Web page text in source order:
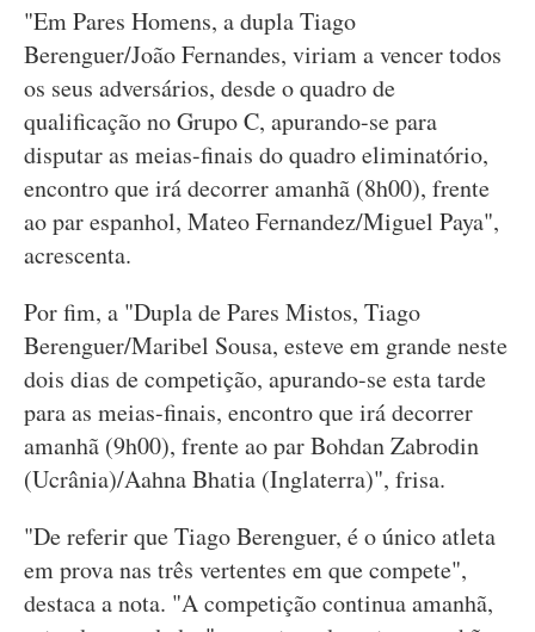
"Em Pares Homens, a dupla Tiago
Berenguer/João Fernandes, viriam a vencer todos
os seus adversários, desde o quadro de
qualificação no Grupo C, apurando-se para
disputar as meias-finais do quadro eliminatório,
encontro que irá decorrer amanhã (8h00), frente
ao par espanhol, Mateo Fernandez/Miguel Paya",
acrescenta.
Por fim, a "Dupla de Pares Mistos, Tiago
Berenguer/Maribel Sousa, esteve em grande neste
dois dias de competição, apurando-se esta tarde
para as meias-finais, encontro que irá decorrer
amanhã (9h00), frente ao par Bohdan Zabrodin
(Ucrânia)/Aahna Bhatia (Inglaterra)", frisa.
"De referir que Tiago Berenguer, é o único atleta
em prova nas três vertentes em que compete",
destaca a nota. "A competição continua amanhã,